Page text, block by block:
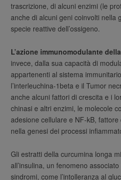
trascrizione, di alcuni enzimi (le
anche di alcuni geni coinvolti nella
specie reattive dell’ossigeno.
L’azione immunomodulante
invece, dalla sua capacità di
appartenenti al sistema
l’interleuchina-1beta e il Tumor
anche alcuni fattori di crescita e i
chinasi e altri enzimi, le molecole
adesione cellulare e NF-kB,
nella genesi dei processi
Gli estratti della curcumina longa
all’insulina, un fenomeno
sindromi, come l’intolleranza al